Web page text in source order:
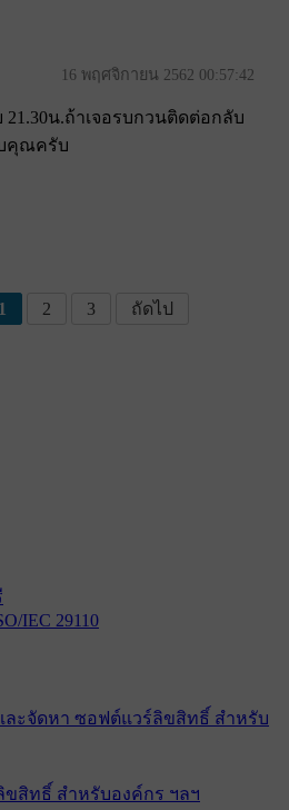
16 พฤศจิกายน 2562 00:57:42
21.30น.ถ้าเจอรบกวนติดต่อกลับ
บคุณครับ
1 2 3 ถัดไป
สิทธิ์ สำหรับองค์กร ฯลฯ